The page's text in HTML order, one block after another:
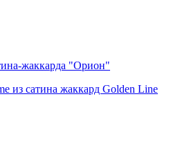
из сатина жаккард Golden Line